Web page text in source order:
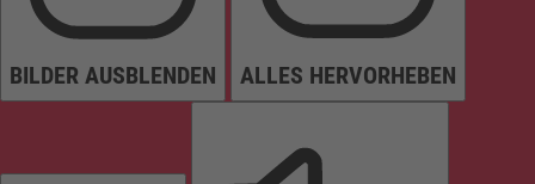
BILDER AUSBLENDEN ALLES HERVORHEBEN